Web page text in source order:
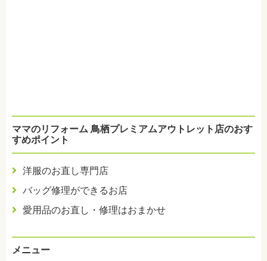
ママのリフォーム 鳥栖プレミアムアウトレット店のおす
すめポイント
洋服のお直し専門店
バッグ修理ができるお店
愛用品のお直し・修理はおまかせ
メニュー